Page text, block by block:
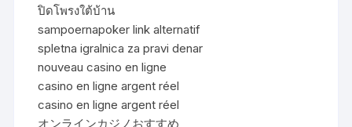
ปิดโพรงใต้บ้าน
sampoernapoker link alternatif
spletna igralnica za pravi denar
nouveau casino en ligne
casino en ligne argent réel
casino en ligne argent réel
オンラインカジノおすすめ